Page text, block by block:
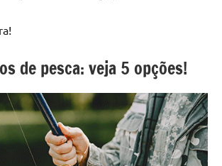
de pesca: veja 5 opções!